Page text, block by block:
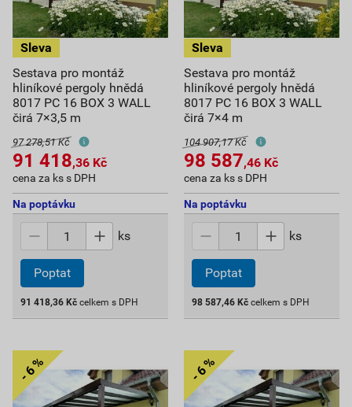
Sestava pro montáž
hliníkové pergoly hnědá
8017 PC 16 BOX 3 WALL
čirá 7×3,5 m
97 278,51 Kč
91 418,36 Kč
cena za ks s DPH
Na poptávku
ks
Poptat
91 418,36 Kč celkem s DPH
Sestava pro montáž
hliníkové pergoly hnědá
8017 PC 16 BOX 3 WALL
čirá 7×4 m
104 907,17 Kč
98 587,46 Kč
cena za ks s DPH
Na poptávku
ks
Poptat
98 587,46 Kč celkem s DPH